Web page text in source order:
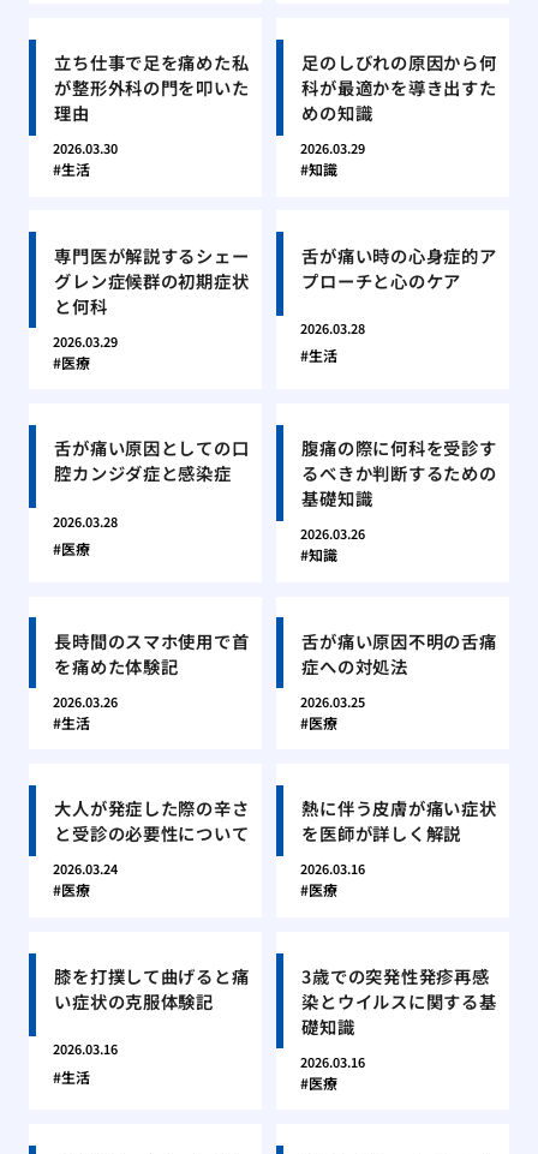
立ち仕事で足を痛めた私
が整形外科の門を叩いた
理由
2026.03.30
生活
足のしびれの原因から何
科が最適かを導き出すた
めの知識
2026.03.29
知識
専門医が解説するシェー
グレン症候群の初期症状
と何科
2026.03.29
医療
舌が痛い時の心身症的ア
プローチと心のケア
2026.03.28
生活
舌が痛い原因としての口
腔カンジダ症と感染症
2026.03.28
医療
腹痛の際に何科を受診す
るべきか判断するための
基礎知識
2026.03.26
知識
長時間のスマホ使用で首
を痛めた体験記
2026.03.26
生活
舌が痛い原因不明の舌痛
症への対処法
2026.03.25
医療
大人が発症した際の辛さ
と受診の必要性について
2026.03.24
医療
熱に伴う皮膚が痛い症状
を医師が詳しく解説
2026.03.16
医療
膝を打撲して曲げると痛
い症状の克服体験記
2026.03.16
生活
3歳での突発性発疹再感
染とウイルスに関する基
礎知識
2026.03.16
医療